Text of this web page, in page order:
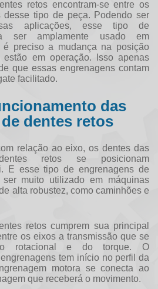
retosencontram-se entre os
desse tipo de peça. Podendo ser
aplicações, esse tipo de
ser amplamente usado em
é preciso a mudança na posição
em operação. Isso apenas
que essas engrenagens contam
facilitado.
das
dentes retos
relação ao eixo, os dentes das
retos se posicionam
E esse tipo deengrenagens de
muito utilizado em máquinas
alta robustez, como caminhões e
retos cumprem sua principal
os eixos a transmissão que se
rotacional e do torque. O
tem início no perfil da
motora se conecta ao
que receberá o movimento.